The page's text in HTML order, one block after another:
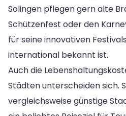
Solingen pflegen gern alte
Schützenfest oder den
für seine innovativen
international bekannt ist.
Auch die
Städten unterscheiden sich.
vergleichsweise günstige